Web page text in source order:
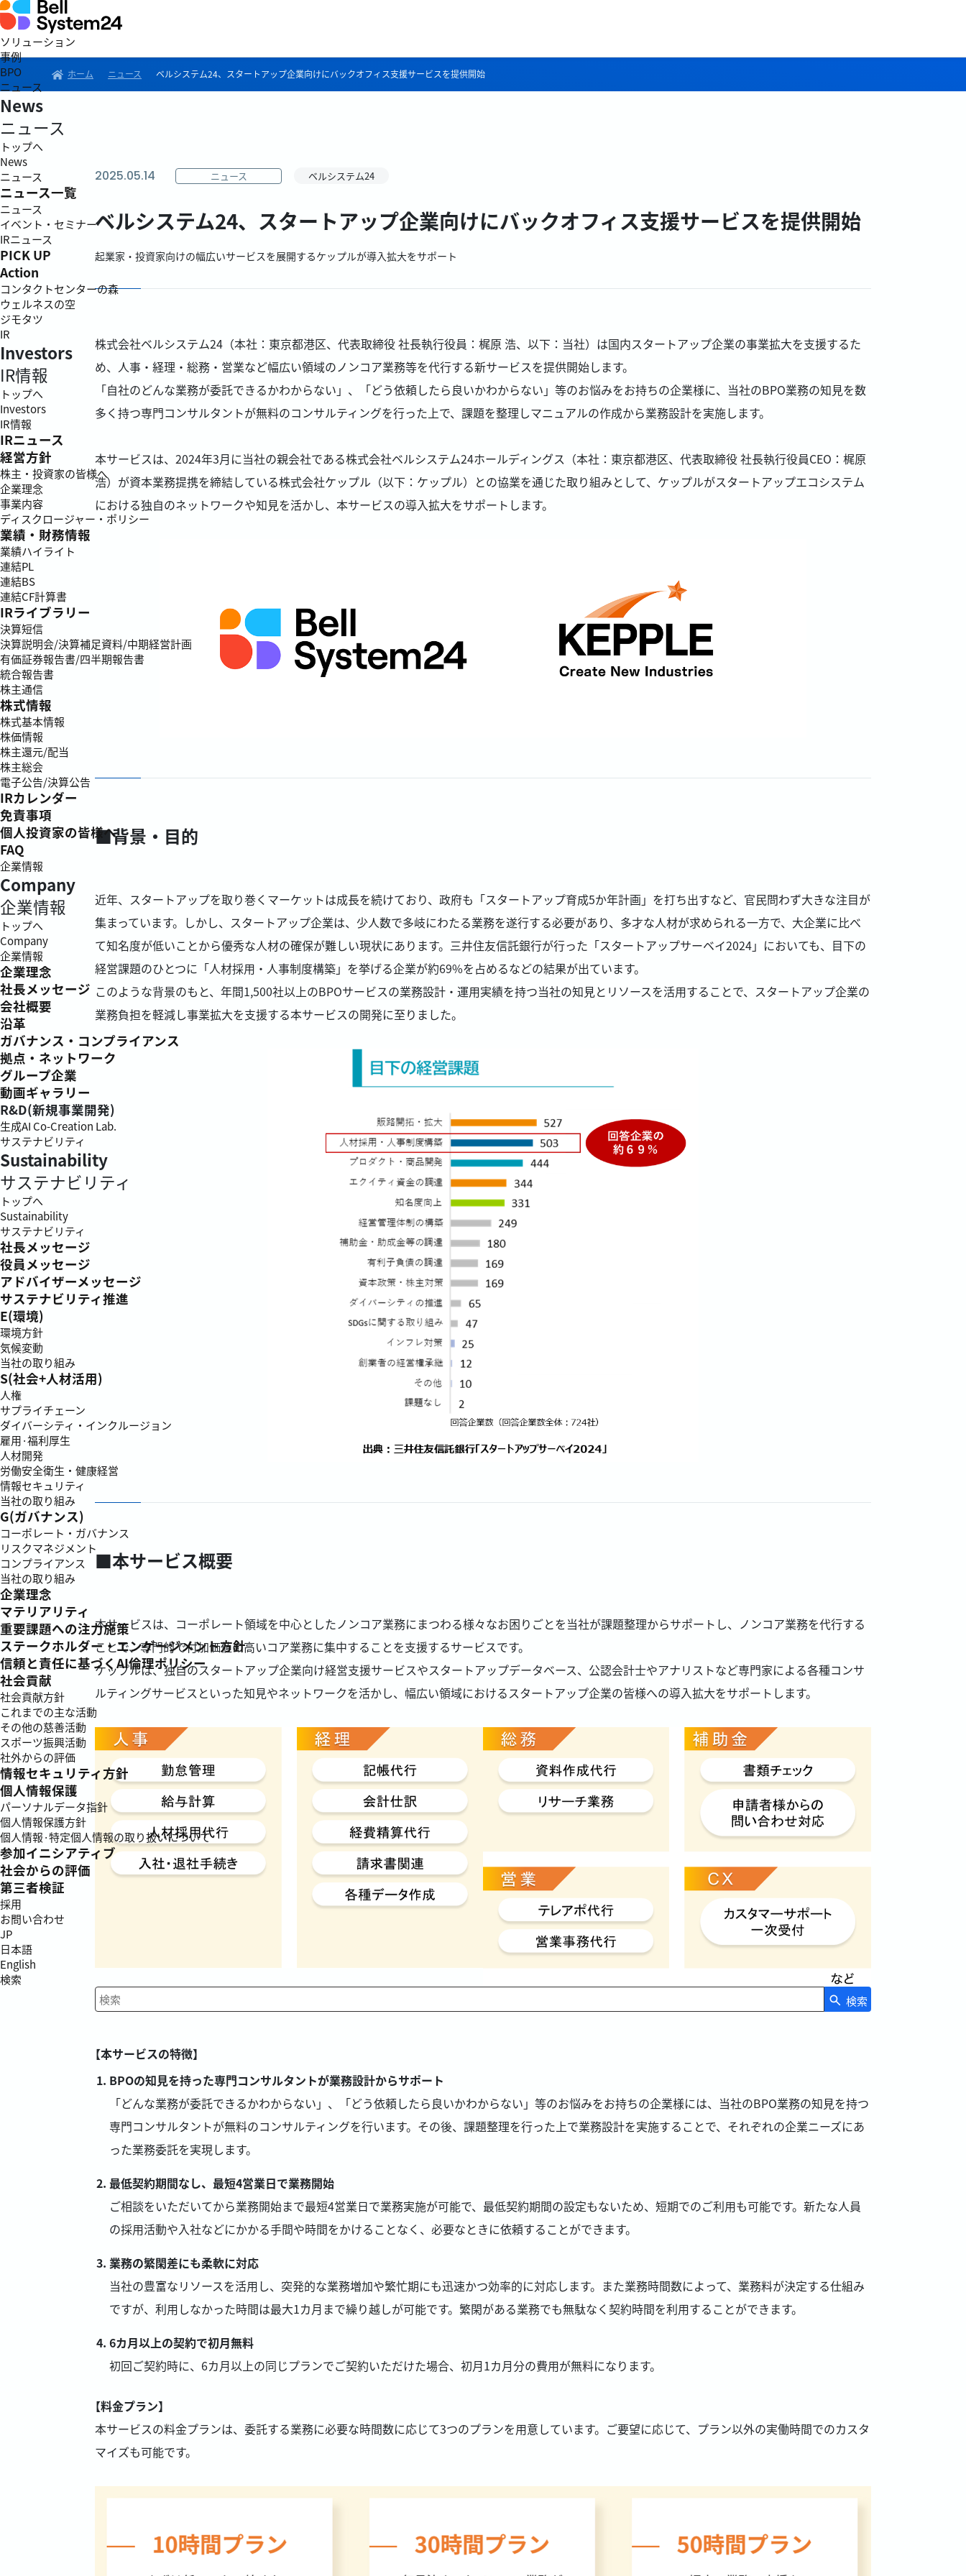
ソリューション
事例
BPO
ニュース
News
ニュース
トップへ
News
ニュース
ニュース一覧
ニュース
イベント・セミナー
IRニュース
PICK UP
Action
コンタクトセンターの森
ウェルネスの空
ジモタツ
IR
Investors
IR情報
トップへ
Investors
IR情報
IRニュース
経営方針
株主・投資家の皆様へ
企業理念
事業内容
ディスクロージャー・ポリシー
業績・財務情報
業績ハイライト
連結PL
連結BS
連結CF計算書
IRライブラリー
決算短信
決算説明会/決算補足資料/中期経営計画
有価証券報告書/四半期報告書
統合報告書
株主通信
株式情報
株式基本情報
株価情報
株主還元/配当
株主総会
電子公告/決算公告
IRカレンダー
免責事項
個人投資家の皆様へ
FAQ
企業情報
Company
企業情報
トップへ
Company
企業情報
企業理念
社長メッセージ
会社概要
沿革
ガバナンス・コンプライアンス
拠点・ネットワーク
グループ企業
動画ギャラリー
R&D(新規事業開発)
生成AI Co-Creation Lab.
サステナビリティ
Sustainability
サステナビリティ
トップへ
Sustainability
サステナビリティ
社長メッセージ
役員メッセージ
アドバイザーメッセージ
サステナビリティ推進
E(環境)
環境方針
気候変動
当社の取り組み
S(社会+人材活用)
人権
サプライチェーン
ダイバーシティ・インクルージョン
雇用·福利厚生
人材開発
労働安全衛生・健康経営
情報セキュリティ
当社の取り組み
G(ガバナンス)
コーポレート・ガバナンス
リスクマネジメント
コンプライアンス
当社の取り組み
企業理念
マテリアリティ
重要課題への注力施策
ステークホルダー・エンゲージメント方針
信頼と責任に基づくAI倫理ポリシー
社会貢献
社会貢献方針
これまでの主な活動
その他の慈善活動
スポーツ振興活動
社外からの評価
情報セキュリティ方針
個人情報保護
パーソナルデータ指針
個人情報保護方針
個人情報·特定個人情報の取り扱いについて
参加イニシアティブ
社会からの評価
第三者検証
採用
お問い合わせ
JP
日本語
English
検索
検索キーワード入力
検索
ホーム ニュース ベルシステム24、スタートアップ企業向けにバックオフィス支援サービスを提供開始
2025.05.14 ニュース ベルシステム24
ベルシステム24、スタートアップ企業向けにバックオフィス支援サービスを提供開始
起業家・投資家向けの幅広いサービスを展開するケップルが導入拡大をサポート
株式会社ベルシステム24（本社：東京都港区、代表取締役 社長執行役員：梶原 浩、以下：当社）は国内スタートアップ企業の事業拡大を支援するた
め、人事・経理・総務・営業など幅広い領域のノンコア業務等を代行する新サービスを提供開始します。
「自社のどんな業務が委託できるかわからない」、「どう依頼したら良いかわからない」等のお悩みをお持ちの企業様に、当社のBPO業務の知見を数
多く持つ専門コンサルタントが無料のコンサルティングを行った上で、課題を整理しマニュアルの作成から業務設計を実施します。
本サービスは、2024年3月に当社の親会社である株式会社ベルシステム24ホールディングス（本社：東京都港区、代表取締役 社長執行役員CEO：梶原
浩）が資本業務提携を締結している株式会社ケップル（以下：ケップル）との協業を通じた取り組みとして、ケップルがスタートアップエコシステム
における独自のネットワークや知見を活かし、本サービスの導入拡大をサポートします。
■背景・目的
近年、スタートアップを取り巻くマーケットは成長を続けており、政府も「スタートアップ育成5か年計画」を打ち出すなど、官民問わず大きな注目が
集まっています。しかし、スタートアップ企業は、少人数で多岐にわたる業務を遂行する必要があり、多才な人材が求められる一方で、大企業に比べ
て知名度が低いことから優秀な人材の確保が難しい現状にあります。三井住友信託銀行が行った「スタートアップサーベイ2024」においても、目下の
経営課題のひとつに「人材採用・人事制度構築」を挙げる企業が約69%を占めるなどの結果が出ています。
このような背景のもと、年間1,500社以上のBPOサービスの業務設計・運用実績を持つ当社の知見とリソースを活用することで、スタートアップ企業の
業務負担を軽減し事業拡大を支援する本サービスの開発に至りました。
■本サービス概要
本サービスは、コーポレート領域を中心としたノンコア業務にまつわる様々なお困りごとを当社が課題整理からサポートし、ノンコア業務を代行する
ことで、専門的で付加価値の高いコア業務に集中することを支援するサービスです。
ケップルは、独自のスタートアップ企業向け経営支援サービスやスタートアップデータベース、公認会計士やアナリストなど専門家による各種コンサ
ルティングサービスといった知見やネットワークを活かし、幅広い領域におけるスタートアップ企業の皆様への導入拡大をサポートします。
【本サービスの特徴】
BPOの知見を持った専門コンサルタントが業務設計からサポート
「どんな業務が委託できるかわからない」、「どう依頼したら良いかわからない」等のお悩みをお持ちの企業様には、当社のBPO業務の知見を持つ
専門コンサルタントが無料のコンサルティングを行います。その後、課題整理を行った上で業務設計を実施することで、それぞれの企業ニーズにあ
った業務委託を実現します。
最低契約期間なし、最短4営業日で業務開始
ご相談をいただいてから業務開始まで最短4営業日で業務実施が可能で、最低契約期間の設定もないため、短期でのご利用も可能です。新たな人員
の採用活動や入社などにかかる手間や時間をかけることなく、必要なときに依頼することができます。
業務の繁閑差にも柔軟に対応
当社の豊富なリソースを活用し、突発的な業務増加や繁忙期にも迅速かつ効率的に対応します。また業務時間数によって、業務料が決定する仕組み
ですが、利用しなかった時間は最大1カ月まで繰り越しが可能です。繁閑がある業務でも無駄なく契約時間を利用することができます。
6カ月以上の契約で初月無料
初回ご契約時に、6カ月以上の同じプランでご契約いただけた場合、初月1カ月分の費用が無料になります。
【料金プラン】
本サービスの料金プランは、委託する業務に必要な時間数に応じて3つのプランを用意しています。ご要望に応じて、プラン以外の実働時間でのカスタ
マイズも可能です。